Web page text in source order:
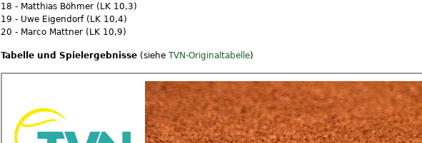
18 - Matthias Böhmer (LK 10,3)
19 - Uwe Eigendorf (LK 10,4)
20 - Marco Mattner (LK 10,9)
Tabelle und Spielergebnisse (siehe TVN-Originaltabelle)